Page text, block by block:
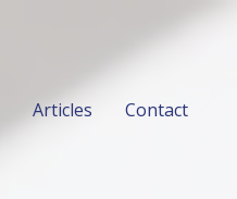
Articles Contact